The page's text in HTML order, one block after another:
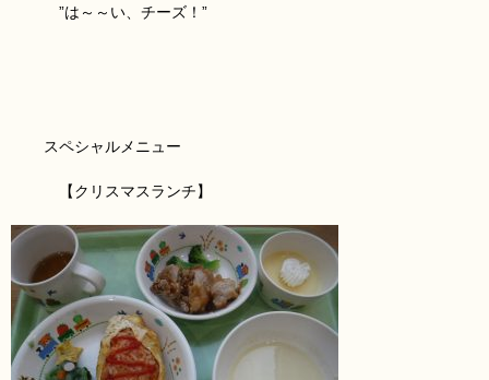
”は～～い、チーズ！”
スペシャルメニュー
【クリスマスランチ】